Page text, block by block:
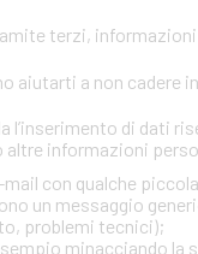
terzi,
aiutarti a non cadere
l’inserimento di dati
altre informazioni
con qualche
un messaggio
problemi tecnici);
minacciando